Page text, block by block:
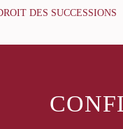
DES SUCCESSIONS